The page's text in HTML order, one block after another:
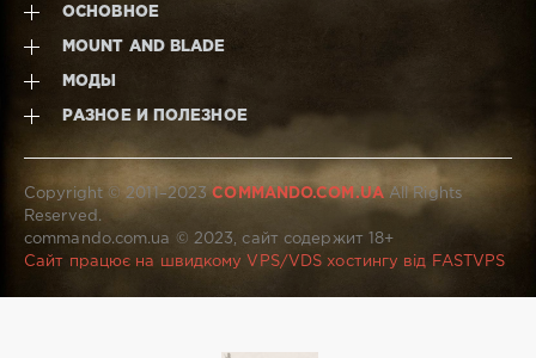
ОСНОВНОЕ
MOUNT AND BLADE
МОДЫ
РАЗНОЕ И ПОЛЕЗНОЕ
Copyright © 2011–2023COMMANDO.COM.UAAll Rights
Reserved.
commando.com.ua © 2023, сайт содержит 18+
Сайт працює на швидкому VPS/VDS хостингу від FASTVPS